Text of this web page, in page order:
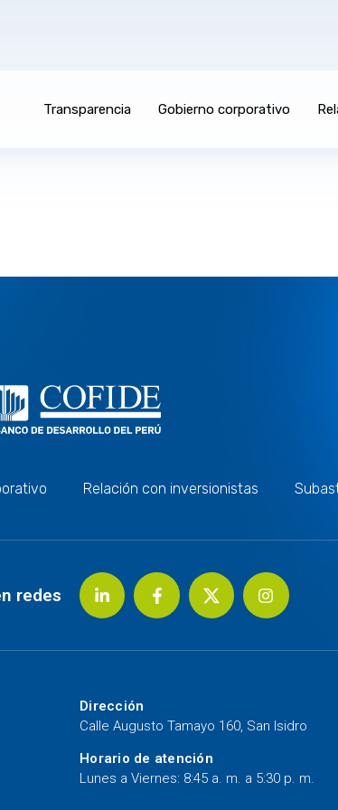
Transparencia Gobierno corporativo
Relación con inversionistas
redes
Dirección
Calle Augusto Tamayo 160, San Isidro
Horario de atención
Lunes a Viernes: 8:45 a. m. a 5:30 p. m.